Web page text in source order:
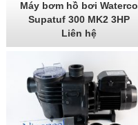
Máy bơm hồ bơi Waterco
Supatuf 300 MK2 3HP
Liên hệ